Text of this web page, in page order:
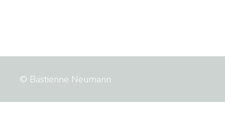
© Bastienne Neumann